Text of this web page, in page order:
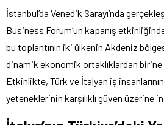
İstanbul’da Venedik Sarayı’nda
Business Forum’un kapanış
bu toplantının iki ülkenin Akdeniz
dinamik ekonomik ortaklıklardan
Etkinlikte, Türk ve İtalyan iş insanlarının
yeteneklerinin karşılıklı güven üzerine